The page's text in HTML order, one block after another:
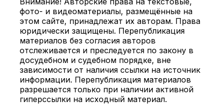
фото- и видеоматериалы, размещённые на
этом сайте, принадлежат их авторам. Права
юридически защищены. Перепубликация
материалов без согласия авторов
отслеживается и преследуется по закону в
досудебном и судебном порядке, вне
зависимости от наличия ссылки на источник
информации. Перепубликация материалов
разрешается только при наличии активной
гиперссылки на исходный материал.